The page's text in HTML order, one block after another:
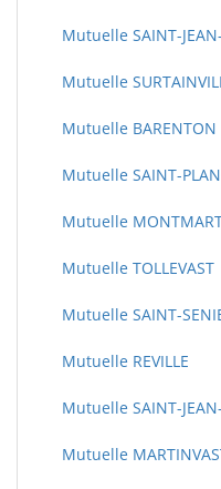
Mutuelle SAINT-
Mutuelle
Mutuelle BARENTON
Mutuelle SAINT-
Mutuelle
Mutuelle TOLLEVAST
Mutuelle SAINT-
Mutuelle REVILLE
Mutuelle SAINT-
Mutuelle